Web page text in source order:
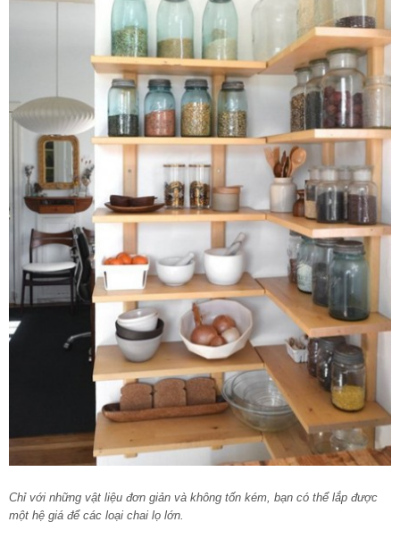
Chỉ với những vật liệu đơn giản và không tốn kém, bạn có thể lắp được
một hệ giá để các loại chai lọ lớn.